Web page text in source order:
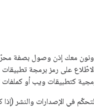
معك إذن وصول بصفة
على رمز برمجة
كتطبيقات ويب أو كملفات
في الإصدارات والنشر